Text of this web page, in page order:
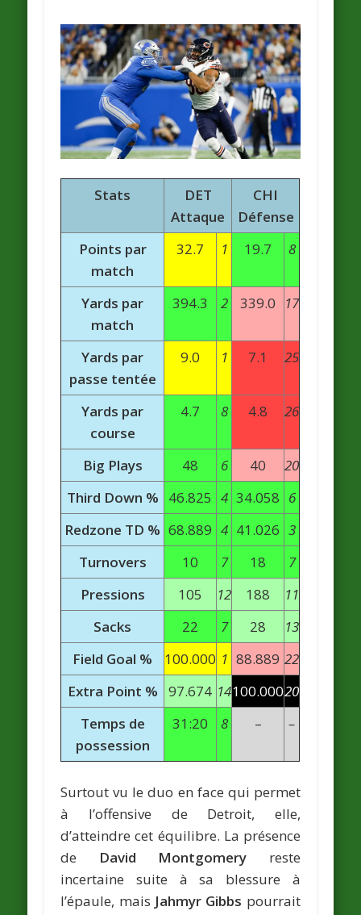
Stats
DET
Attaque
CHI
Défense
Points par
match
32.7 1 19.7 8
Yards par
match
394.3 2 339.0 17
Yards par
passe tentée
9.0 1 7.1 25
Yards par
course
4.7 8 4.8 26
Big Plays 48 6 40
20
Third Down %
46.825 4 34.058 6
Redzone TD % 68.889 4 41.026 3
Turnovers
10 7 18
7
Pressions
105 12 188
11
Sacks
22 7 28
13
Field Goal %
100.000 1 88.889 22
Extra Point %
97.674 14100.00020
Temps de
possession
31:20 8 – –
Surtout vu le duo en face qui permet
à l’offensive de Detroit, elle,
d’atteindre cet équilibre. La présence
de
David Montgomery reste
incertaine suite à sa blessure à
l’épaule, mais Jahmyr Gibbs pourrait